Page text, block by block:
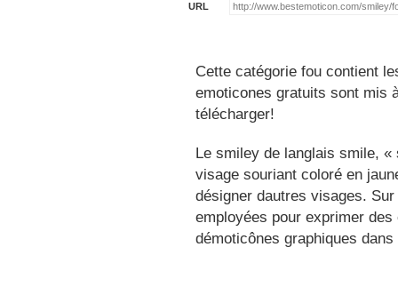
URL
Cette catégorie fou contient
emoticones gratuits sont mis
télécharger!
Le smiley de langlais smile,
visage souriant coloré en
désigner dautres visages.
employées pour exprimer
démoticônes graphiques